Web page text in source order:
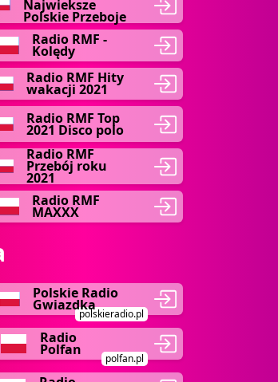
Najwieksze
Polskie Przeboje
Radio RMF -
Kolędy
Radio RMF Hity
wakacji 2021
Radio RMF Top
2021 Disco polo
Radio RMF
Przebój roku
2021
Radio RMF
MAXXX
Polskie Radio
Gwiazdka
polskieradio.pl
Radio
Polfan
polfan.pl